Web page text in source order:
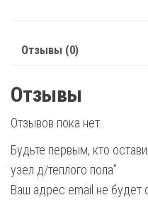
Отзывы (0)
Отзывы
Отзывов пока нет.
Будьте первым, кто
узел д/теплого пола”
Ваш адрес email не будет